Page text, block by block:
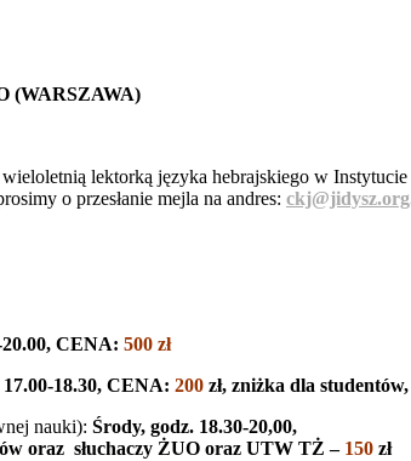
(WARSZAWA)
lektorką języka hebrajskiego w
o przesłanie mejla na andres:
20.00, CENA: 500 zł
18.30, CENA: 200 zł, zniżka dla
nauki): Środy, godz. 18.30-20,00,
oraz słuchaczy ŻUO oraz UTW TŻ – 150 zł